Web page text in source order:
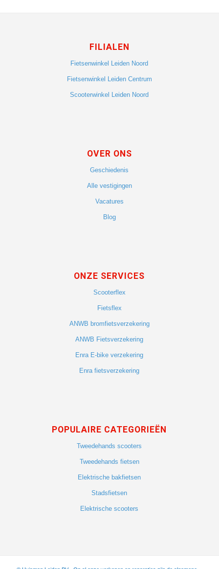
FILIALEN
Fietsenwinkel Leiden Noord
Fietsenwinkel Leiden Centrum
Scooterwinkel Leiden Noord
OVER ONS
Geschiedenis
Alle vestigingen
Vacatures
Blog
ONZE SERVICES
Scooterflex
Fietsflex
ANWB bromfietsverzekering
ANWB Fietsverzekering
Enra E-bike verzekering
Enra fietsverzekering
POPULAIRE CATEGORIEËN
Tweedehands scooters
Tweedehands fietsen
Elektrische bakfietsen
Stadsfietsen
Elektrische scooters